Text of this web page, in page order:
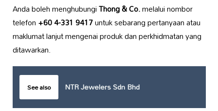
Anda boleh menghubungiThong & Co.melalui nombor
telefon+60 4-331 9417untuk sebarang pertanyaan atau
maklumat lanjut mengenai produk dan perkhidmatan yang
ditawarkan.
See also NTR Jewelers Sdn Bhd